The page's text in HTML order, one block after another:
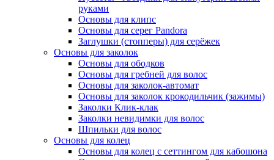
руками
Основы для клипс
Основы для серег Pandora
Заглушки (стопперы) для серёжек
Основы для заколок
Основы для ободков
Основы для гребней для волос
Основы для заколок-автомат
Основы для заколок крокодильчик (зажимы)
Заколки Клик-клак
Заколки невидимки для волос
Шпильки для волос
Основы для колец
Основы для колец с сеттингом для кабошона